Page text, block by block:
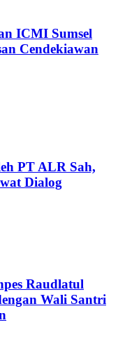
ICMI Sumsel
Cendekiawan
PT ALR Sah,
Dialog
Raudlatul
Wali Santri